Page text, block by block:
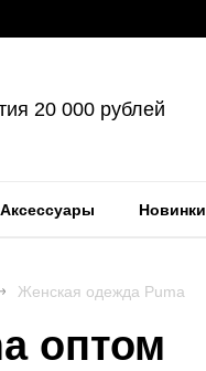
20 000 рублей
Аксессуары Новинки
Женская одежда Puma
оптом